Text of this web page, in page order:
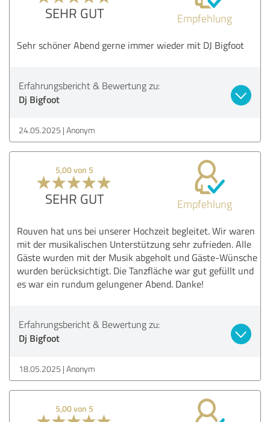
SEHR GUT Empfehlung
Sehr schöner Abend gerne immer wieder mit DJ Bigfoot
Erfahrungsbericht & Bewertung zu:
Dj Bigfoot
24.05.2025 Anonym
5,00 von 5
SEHR GUT Empfehlung
Rouven hat uns bei unserer Hochzeit begleitet. Wir waren
mit der musikalischen Unterstützung sehr zufrieden. Alle
Gäste wurden mit der Musik abgeholt und Gäste-Wünsche
wurden berücksichtigt. Die Tanzfläche war gut gefüllt und
es war ein rundum gelungener Abend. Danke!
Erfahrungsbericht & Bewertung zu:
Dj Bigfoot
18.05.2025 Anonym
5,00 von 5